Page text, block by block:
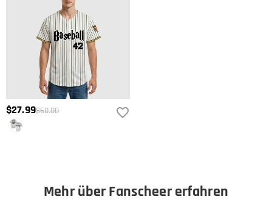
$27.99$60.00
Mehr über Fanscheer erfahren